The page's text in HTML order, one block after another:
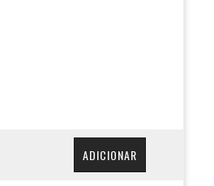
ADICIONAR